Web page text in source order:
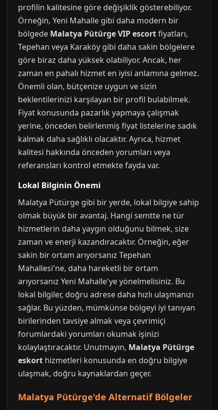
profilin kalitesine göre değişiklik gösterebiliyor.
Örneğin, Yeni Mahalle gibi daha modern bir
bölgede Malatya Pütürge VIP escortfiyatları,
Tepehan veya Karaköy gibi daha sakin bölgelere
göre biraz daha yüksek olabiliyor. Ancak, her
zaman en pahalı hizmet en iyisi anlamına gelmez.
Önemli olan, bütçenize uygun ve sizin
beklentilerinizi karşılayan bir profil bulabilmek.
Fiyat konusunda pazarlık yapmaya çalışmak
yerine, önceden belirlenmiş fiyat listelerine sadık
kalmak daha sağlıklı olacaktır. Ayrıca, hizmet
kalitesi hakkında önceden yorumları veya
referansları kontrol etmekte fayda var.
Lokal Bilginin Önemi
Malatya Pütürge gibi bir yerde, lokal bilgiye sahip
olmak büyük bir avantaj. Hangi semtte ne tür
hizmetlerin daha yaygın olduğunu bilmek, size
zaman ve enerji kazandıracaktır. Örneğin, eğer
sakin bir ortam arıyorsanız Tepehan
Mahallesi'ne, daha hareketli bir ortam
arıyorsanız Yeni Mahalle'ye yönelmelisiniz. Bu
lokal bilgiler, doğru adrese daha hızlı ulaşmanızı
sağlar. Bu yüzden, mümkünse bölgeyi iyi tanıyan
birilerinden tavsiye almak veya çevrimiçi
forumlardaki yorumları okumak işinizi
kolaylaştıracaktır. Unutmayın, Malatya Pütürge
eskort hizmetleri konusunda en doğru bilgiye
ulaşmak, doğru kaynaklardan geçer.
Malatya Pütürge'de Alternatif Bölgeler